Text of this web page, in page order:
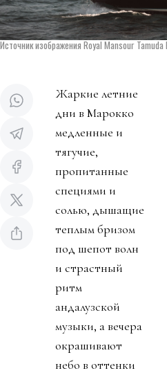
Источник изображения Royal Mansour Tamuda
Жаркие летние
дни в Марокко
медленные и
тягучие,
пропитанные
специями и
солью, дышащие
теплым бризом
под шепот волн
и страстный
ритм
андалузской
музыки, а вечера
окрашивают
небо в оттенки